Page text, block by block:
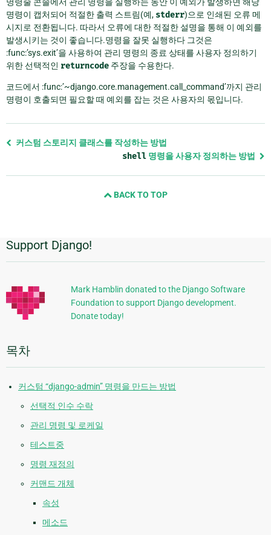
명령이 캡처되어 적절한 출력 스트림(예, stderr)으로 인쇄된 오류 메
시지로 전환됩니다. 따라서 오류에 대한 적절한 설명을 통해 이 예외를
발생시키는 것이 좋습니다.명령을 잘못 실행하다 그것은
:func:’sys.exit’을 사용하여 관리 명령의 종료 상태를 사용자 정의하기
위한 선택적인 returncode 주장을 수용한다.
코드에서 :func:’~django.core.management.call_command’까지 관리
명령이 호출되면 필요할 때 예외를 잡는 것은 사용자의 몫입니다.
Previous
커스텀 스토리지 클래스를 작성하는 방법
shell 명령을 사용자 정의하는 방법
BACK TO TOP
추
가
정
보
Support Django!
Mark Hamblin donated to the Django Software
Foundation to support Django development.
Donate today!
목차
커스텀 “django-admin” 명령을 만드는 방법
선택적 인수 수락
관리 명령 및 로케일
테스트중
명령 재정의
커맨드 개체
속성
메소드